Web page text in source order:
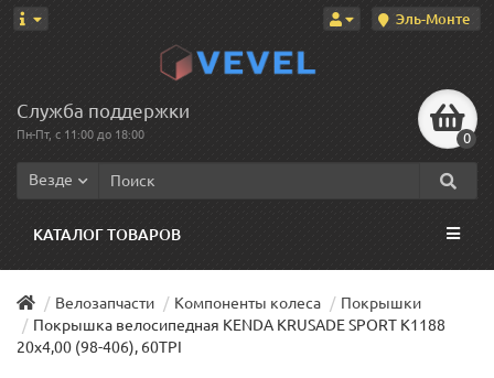
Эль-Монте
Служба поддержки
Пн-Пт, с 11:00 до 18:00 0
Везде
КАТАЛОГ ТОВАРОВ
Велозапчасти Компоненты колеса
Покрышки
Покрышка велосипедная KENDA KRUSADE SPORT K1188
20x4,00 (98-406), 60TPI